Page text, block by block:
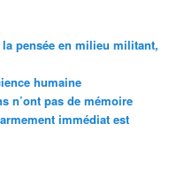
pensée en milieu militant,
humaine
n’ont pas de mémoire
immédiat est